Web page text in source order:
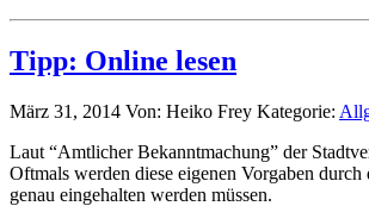
Tipp: Online lesen
März 31, 2014 Von: Heiko Frey Kategorie:
Laut “Amtlicher Bekanntmachung” der
Oftmals werden diese eigenen Vorgaben
genau eingehalten werden müssen.